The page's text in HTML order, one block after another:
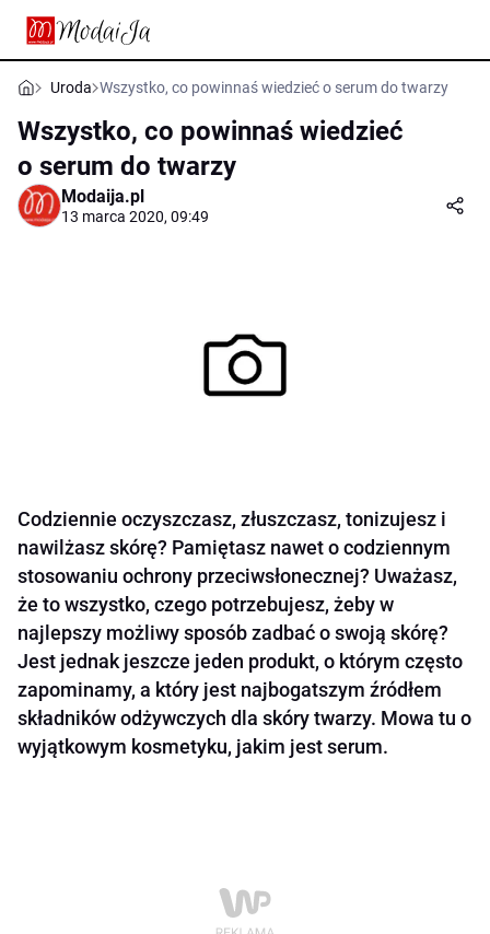
Uroda Wszystko, co powinnaś wiedzieć o serum do twarzy
Wszystko, co powinnaś wiedzieć
o serum do twarzy
Modaija.pl
13 marca 2020, 09:49
Codziennie oczyszczasz, złuszczasz, tonizujesz i
nawilżasz skórę? Pamiętasz nawet o codziennym
stosowaniu ochrony przeciwsłonecznej? Uważasz,
że to wszystko, czego potrzebujesz, żeby w
najlepszy możliwy sposób zadbać o swoją skórę?
Jest jednak jeszcze jeden produkt, o którym często
zapominamy, a który jest najbogatszym źródłem
składników odżywczych dla skóry twarzy. Mowa tu o
wyjątkowym kosmetyku, jakim jest serum.